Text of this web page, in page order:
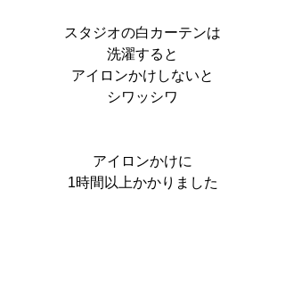
スタジオの白カーテンは
洗濯すると
アイロンかけしないと
シワッシワ
アイロンかけに
1時間以上かかりました